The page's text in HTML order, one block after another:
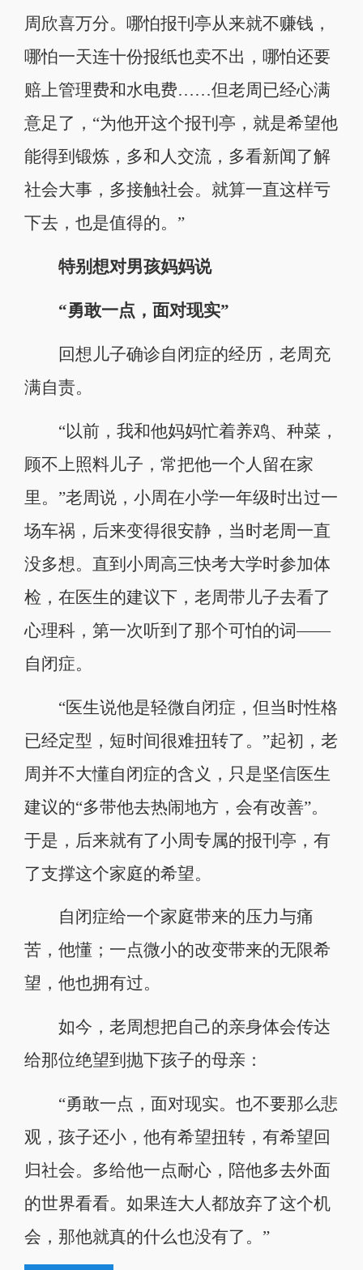
周欣喜万分。哪怕报刊亭从来就不赚钱，
哪怕一天连十份报纸也卖不出，哪怕还要
赔上管理费和水电费……但老周已经心满
意足了，“为他开这个报刊亭，就是希望他
能得到锻炼，多和人交流，多看新闻了解
社会大事，多接触社会。就算一直这样亏
下去，也是值得的。”
特别想对男孩妈妈说
“勇敢一点，面对现实”
回想儿子确诊自闭症的经历，老周充
满自责。
“以前，我和他妈妈忙着养鸡、种菜，
顾不上照料儿子，常把他一个人留在家
里。”老周说，小周在小学一年级时出过一
场车祸，后来变得很安静，当时老周一直
没多想。直到小周高三快考大学时参加体
检，在医生的建议下，老周带儿子去看了
心理科，第一次听到了那个可怕的词——
自闭症。
“医生说他是轻微自闭症，但当时性格
已经定型，短时间很难扭转了。”起初，老
周并不大懂自闭症的含义，只是坚信医生
建议的“多带他去热闹地方，会有改善”。
于是，后来就有了小周专属的报刊亭，有
了支撑这个家庭的希望。
自闭症给一个家庭带来的压力与痛
苦，他懂；一点微小的改变带来的无限希
望，他也拥有过。
如今，老周想把自己的亲身体会传达
给那位绝望到抛下孩子的母亲：
“勇敢一点，面对现实。也不要那么悲
观，孩子还小，他有希望扭转，有希望回
归社会。多给他一点耐心，陪他多去外面
的世界看看。如果连大人都放弃了这个机
会，那他就真的什么也没有了。”